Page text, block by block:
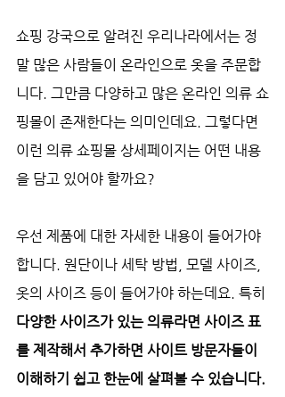
쇼핑 강국으로 알려진 우리나라에서는 정
말 많은 사람들이 온라인으로 옷을 주문합
니다. 그만큼 다양하고 많은 온라인 의류 쇼
핑몰이 존재한다는 의미인데요. 그렇다면
이런 의류 쇼핑몰 상세페이지는 어떤 내용
을 담고 있어야 할까요?
우선 제품에 대한 자세한 내용이 들어가야
합니다. 원단이나 세탁 방법, 모델 사이즈,
옷의 사이즈 등이 들어가야 하는데요. 특히
다양한 사이즈가 있는 의류라면 사이즈 표
를 제작해서 추가하면 사이트 방문자들이
이해하기 쉽고 한눈에 살펴볼 수 있습니다.